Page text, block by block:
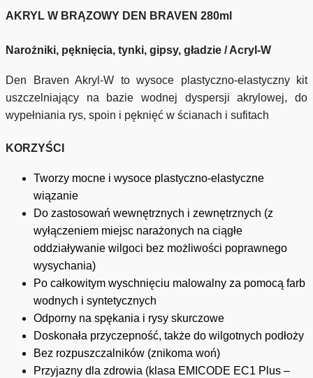
AKRYL W BRĄZOWY DEN BRAVEN 280ml
Narożniki, pęknięcia, tynki, gipsy, gładzie / Acryl-W
Den Braven Akryl-W to wysoce plastyczno-elastyczny kit
uszczelniający na bazie wodnej dyspersji akrylowej, do
wypełniania rys, spoin i pęknięć w ścianach i sufitach
KORZYŚCI
Tworzy mocne i wysoce plastyczno-elastyczne
wiązanie
Do zastosowań wewnętrznych i zewnętrznych (z
wyłączeniem miejsc narażonych na ciągłe
oddziaływanie wilgoci bez możliwości poprawnego
wysychania)
Po całkowitym wyschnięciu malowalny za pomocą farb
wodnych i syntetycznych
Odporny na spękania i rysy skurczowe
Doskonała przyczepność, także do wilgotnych podłoży
Bez rozpuszczalników (znikoma woń)
Przyjazny dla zdrowia (klasa EMICODE EC1 Plus –